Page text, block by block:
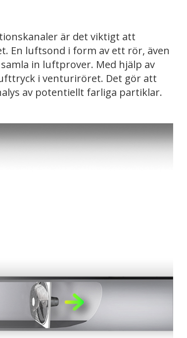
är det viktigt att
En luftsond i form av ett rör, även
in luftprover. Med hjälp av
i venturiröret. Det gör att
av potentiellt farliga partiklar.